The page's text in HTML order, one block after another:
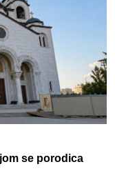
se porodica